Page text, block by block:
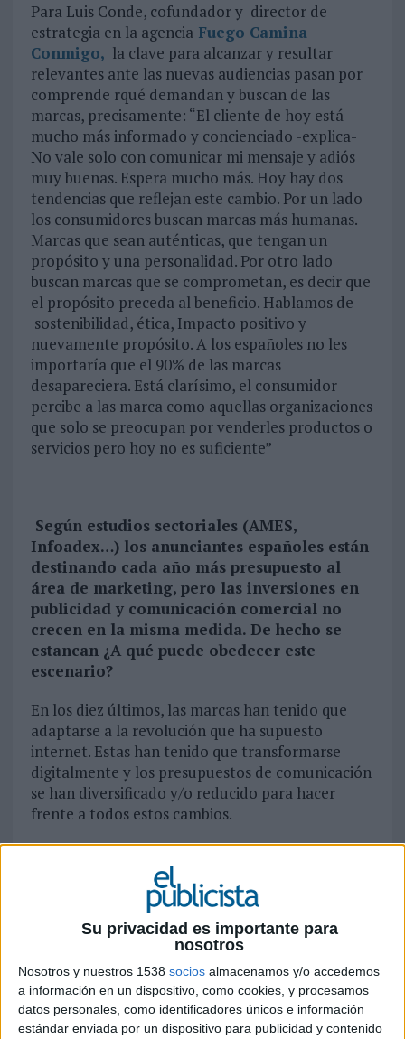
Su privacidad es importante para
nosotros
Nosotros y nuestros 1538 socios almacenamos y/o accedemos
a información en un dispositivo, como cookies, y procesamos
datos personales, como identificadores únicos e información
estándar enviada por un dispositivo para publicidad y contenido
Para Luis Conde, cofundador y director de
estrategia en la agencia Fuego Camina
Conmigo, la clave para alcanzar y resultar
relevantes ante las nuevas audiencias pasan por
comprende rqué demandan y buscan de las
marcas, precisamente: “El cliente de hoy está
mucho más informado y concienciado -explica-
No vale solo con comunicar mi mensaje y adiós
muy buenas. Espera mucho más. Hoy hay dos
tendencias que reflejan este cambio. Por un lado
los consumidores buscan marcas más humanas.
Marcas que sean auténticas, que tengan un
propósito y una personalidad. Por otro lado
buscan marcas que se comprometan, es decir que
el propósito preceda al beneficio. Hablamos de
sostenibilidad, ética, Impacto positivo y
nuevamente propósito. A los españoles no les
importaría que el 90% de las marcas
desapareciera. Está clarísimo, el consumidor
percibe a las marca como aquellas organizaciones
que solo se preocupan por venderles productos o
servicios pero hoy no es suficiente”
Según estudios sectoriales (AMES,
Infoadex…) los anunciantes españoles están
destinando cada año más presupuesto al
área de marketing, pero las inversiones en
publicidad y comunicación comercial no
crecen en la misma medida. De hecho se
estancan ¿A qué puede obedecer este
escenario?
En los diez últimos, las marcas han tenido que
adaptarse a la revolución que ha supuesto
internet. Estas han tenido que transformarse
digitalmente y los presupuestos de comunicación
se han diversificado y/o reducido para hacer
frente a todos estos cambios.
¿Corre peligro el negocio publicitario en
España? ¿Volveremos a vivir un periodo de
recesión y recortes?
La publicidad no desaparecerá siempre y cuando
aporte valor a las marcas. Estamos ante un
entorno tremendamente complejo y cambiante y
solo aquellas agencias que entiendan este nuevo
ecosistema lograrán sobrevivir.